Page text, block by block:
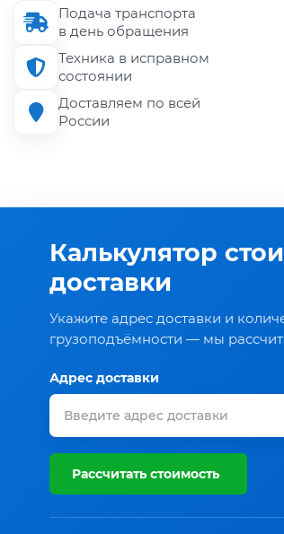
Подача транспорта
в день обращения
Техника в исправном
состоянии
Доставляем по всей
России
Грузоподъёмность
до 1.5 т
Калькулятор
доставки
Укажите адрес доставки и
грузоподъёмности — мы
Адрес доставки
Рассчитать стоимость